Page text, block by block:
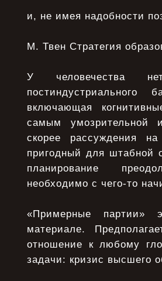
и, не имея надобности
М. Твен Стратегия
У человечества
включающая
самым умозрительной
скорее рассуждения
пригодный для штабной
планирование
необходимо с чего-то
«Примерные партии»
материале.
отношение к любому
задачи: кризис высшего